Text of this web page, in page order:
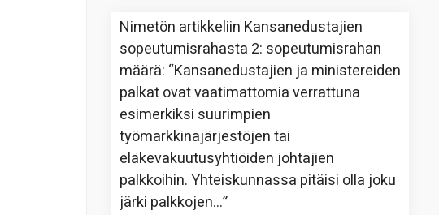
Nimetön artikkeliin Kansanedustajien
sopeutumisrahasta 2: sopeutumisrahan
määrä: “Kansanedustajien ja ministereiden
palkat ovat vaatimattomia verrattuna
esimerkiksi suurimpien
työmarkkinajärjestöjen tai
eläkevakuutusyhtiöiden johtajien
palkkoihin. Yhteiskunnassa pitäisi olla joku
järki palkkojen…”